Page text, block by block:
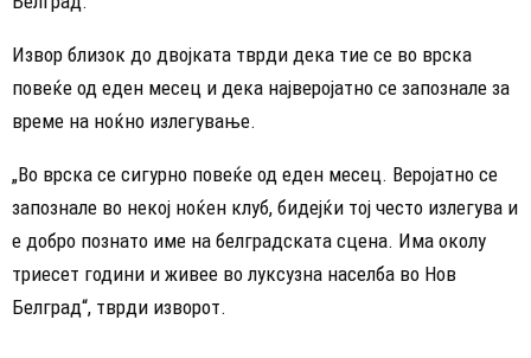
Извор близок до двојката тврди дека тие се во врска
повеќе од еден месец и дека најверојатно се запознале за
време на ноќно излегување.
„Во врска се сигурно повеќе од еден месец. Веројатно се
запознале во некој ноќен клуб, бидејќи тој често излегува и
е добро познато име на белградската сцена. Има околу
триесет години и живее во луксузна населба во Нов
Белград“, тврди изворот.